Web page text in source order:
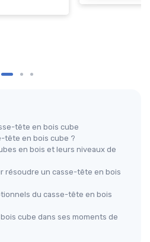
tête en bois cube
tête en bois cube ?
en bois et leurs niveaux de
résoudre un casse-tête en bois
du casse-tête en bois
cube dans ses moments de